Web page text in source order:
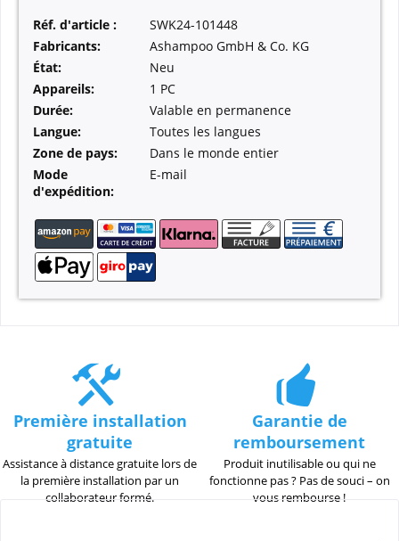
Réf. d'article :
SWK24-101448
Fabricants:
Ashampoo GmbH & Co. KG
État:
Neu
Appareils:
1 PC
Durée:
Valable en permanence
Langue:
Toutes les langues
Zone de pays:
Dans le monde entier
Mode
d'expédition:
E-mail
Première installation
gratuite
Assistance à distance gratuite lors de
la première installation par un
collaborateur formé.
Garantie de
remboursement
Produit inutilisable ou qui ne
fonctionne pas ? Pas de souci – on
vous rembourse !